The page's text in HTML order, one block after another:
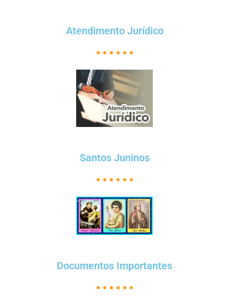
Atendimento Jurídico
Santos Juninos
Documentos Importantes